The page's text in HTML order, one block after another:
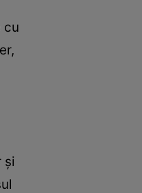
cu
și